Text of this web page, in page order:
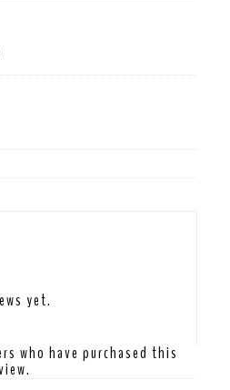
yet.
who have purchased this